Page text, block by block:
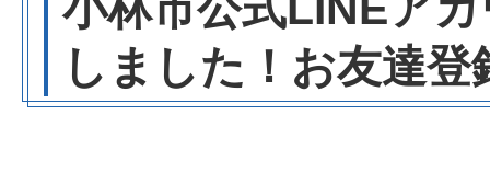
しました！お友達登